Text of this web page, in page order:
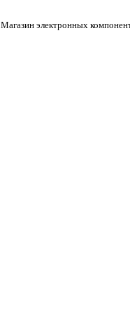
Магазин электронных